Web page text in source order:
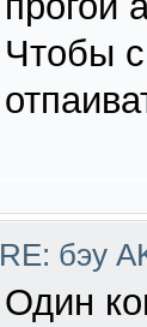
Чтобы
RE: бэу
Один